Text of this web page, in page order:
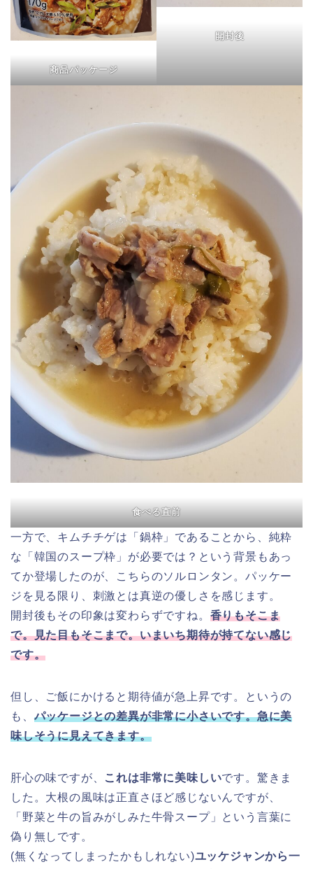
商品パッケージ
開封後
食べる直前
一方で、キムチチゲは「鍋枠」であることから、純粋
な「韓国のスープ枠」が必要では？という背景もあっ
てか登場したのが、こちらのソルロンタン。パッケー
ジを見る限り、刺激とは真逆の優しさを感じます。
開封後もその印象は変わらずですね。 香りもそこま
で。見た目もそこまで。いまいち期待が持てない感じ
です。
但し、ご飯にかけると期待値が急上昇です。というの
も、 パッケージとの差異が非常に小さいです。急に美
味しそうに見えてきます。
肝心の味ですが、 これは非常に美味しいです。驚きま
した。大根の風味は正直さほど感じないんですが、
「野菜と牛の旨みがしみた牛骨スープ」という言葉に
偽り無しです。
(無くなってしまったかもしれない)ユッケジャンから一